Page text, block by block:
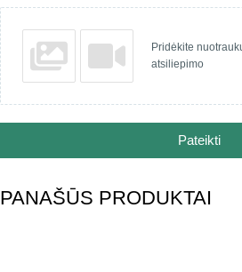
Pridėkite
atsiliepimo
Pateikti
PANAŠŪS PRODUKTAI